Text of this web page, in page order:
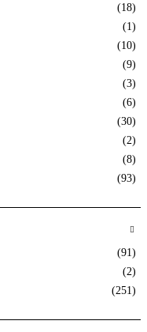
(18)
(1)
(10)
(9)
(3)
(6)
(30)
(2)
(8)
(93)
(91)
(2)
(251)